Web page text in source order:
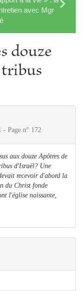
avec Mgr
douze
tribus
- Page n° 172
aux douze Apôtres de
d'Israël? Une
recevoir d'abord la
du Christ fonde
l'église naissante,